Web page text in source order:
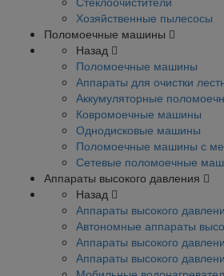
Хозяйственные пылесосы
Поломоечные машины
Назад
Поломоечные машины
Аппараты для очистки
Аккумуляторные
Ковромоечные машины
Однодисковые машины
Поломоечные машины с
Сетевые поломоечные
Аппараты высокого давления
Назад
Аппараты высокого
Автономные аппараты
Аппараты высокого
Аппараты высокого